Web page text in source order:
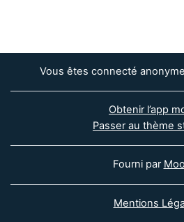
Vous êtes connecté
Obtenir l’app
Passer au thème
Fourni par
Mentions